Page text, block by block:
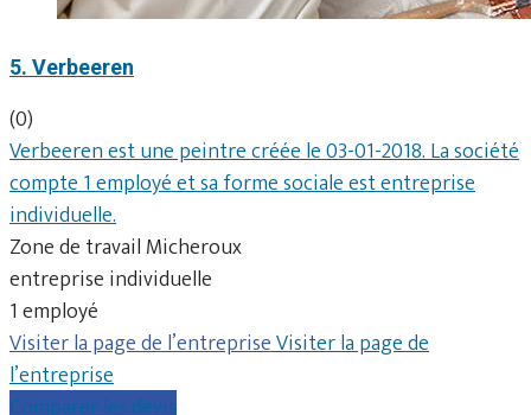
5. Verbeeren
(0)
Verbeeren est une peintre créée le 03-01-2018. La société
compte 1 employé et sa forme sociale est entreprise
individuelle.
Zone de travail Micheroux
entreprise individuelle
1 employé
Visiter la page de l’entrepriseVisiter la page de
l’entreprise
Comparer les devis